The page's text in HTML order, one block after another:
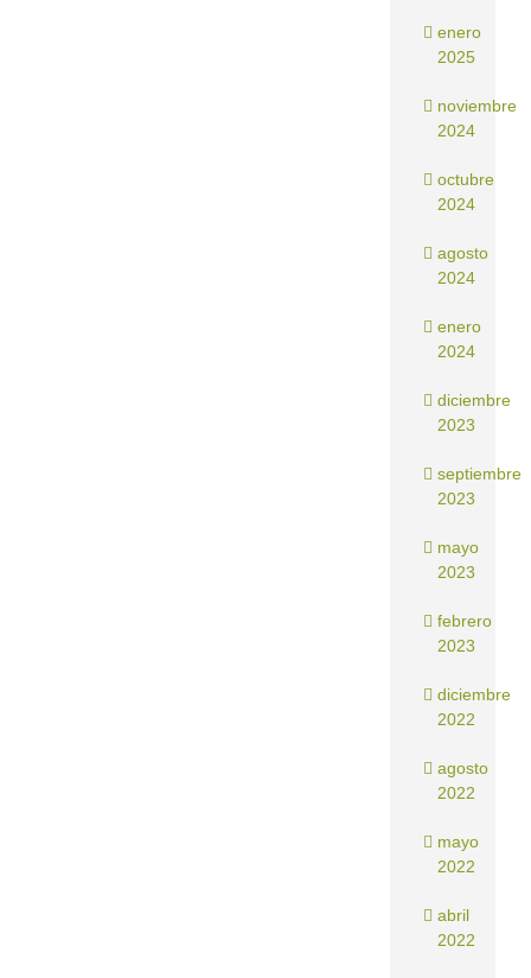
enero
2025
noviembre
2024
octubre
2024
agosto
2024
enero
2024
diciembre
2023
septiembre
2023
mayo
2023
febrero
2023
diciembre
2022
agosto
2022
mayo
2022
abril
2022